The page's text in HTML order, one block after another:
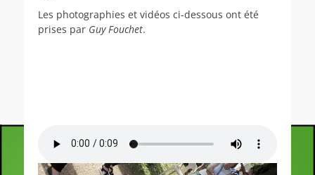
Les photographies et vidéos ci-dessous ont été
prises par Guy Fouchet.